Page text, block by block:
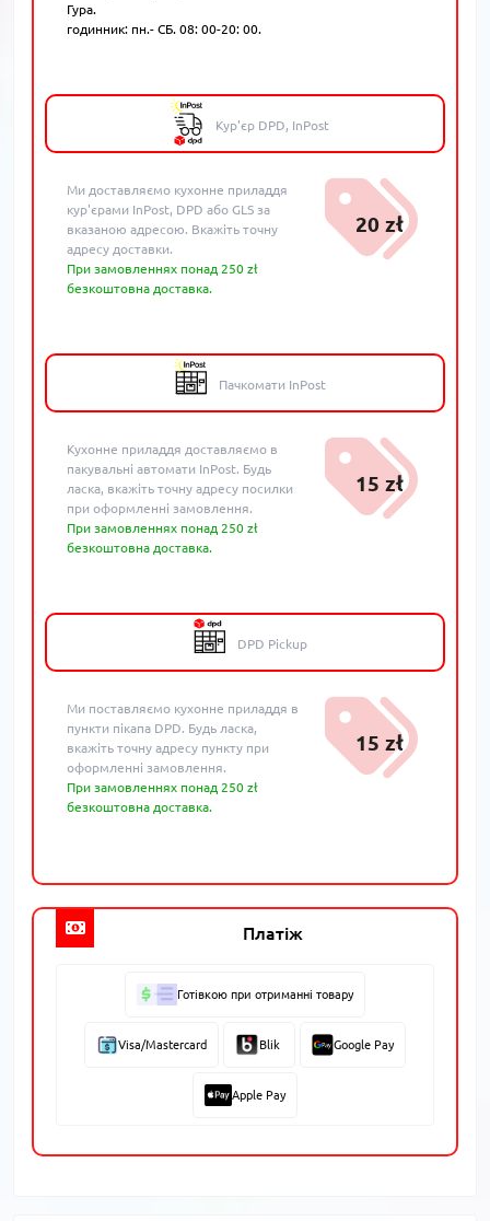
Гура.
годинник: пн.- СБ. 08: 00-20: 00.
Кур'єр DPD, InPost
Ми доставляємо кухонне приладдя
кур'єрами InPost, DPD або GLS за
вказаною адресою. Вкажіть точну
адресу доставки.
При замовленнях понад 250 zł
безкоштовна доставка.
20 zł
Пачкомати InPost
Кухонне приладдя доставляємо в
пакувальні автомати InPost. Будь
ласка, вкажіть точну адресу посилки
при оформленні замовлення.
При замовленнях понад 250 zł
безкоштовна доставка.
15 zł
DPD Pickup
Ми поставляємо кухонне приладдя в
пункти пікапа DPD. Будь ласка,
вкажіть точну адресу пункту при
оформленні замовлення.
При замовленнях понад 250 zł
безкоштовна доставка.
15 zł
Платіж
Готівкою при отриманні товару
Visa/Mastercard Blik Google Pay
Apple Pay